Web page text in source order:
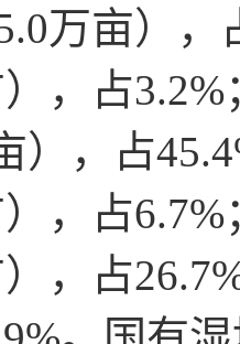
万亩），
），占
），占
），占
），占